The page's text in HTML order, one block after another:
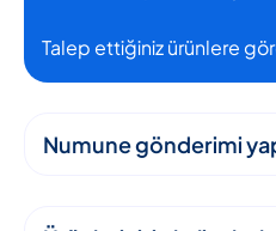
Talep ettiğiniz ürünlere
Numune gönderimi